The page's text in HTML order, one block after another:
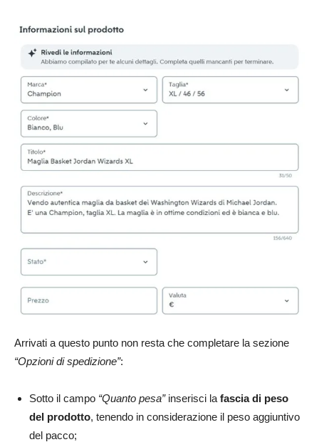
Arrivati a questo punto non resta che completare la sezione
“Opzioni di spedizione”:
Sotto il campo “Quanto pesa”inserisci la fascia di peso
del prodotto, tenendo in considerazione il peso aggiuntivo
del pacco;